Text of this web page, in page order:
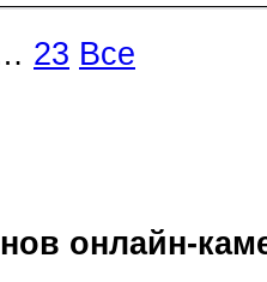
23 Все
онлайн-